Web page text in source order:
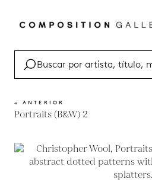
« ANTERIOR
Portraits (B&W) 2